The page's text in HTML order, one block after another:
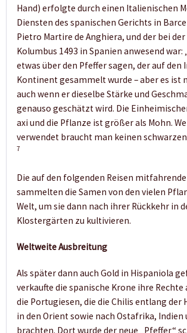
Hand) erfolgte durch einen Italienischen
Diensten des spanischen Gerichts in
Pietro Martire de Anghiera, und der bei
Kolumbus 1493 in Spanien anwesend war:
etwas über den Pfeffer sagen, der auf den
Kontinent gesammelt wurde – aber es ist
auch wenn er dieselbe Stärke und
genauso geschätzt wird. Die
axi und die Pflanze ist größer als Mohn.
verwendet braucht man keinen
7
Die auf den folgenden Reisen
sammelten die Samen von den vielen
Welt, um sie dann nach ihrer Rückkehr in
Klostergärten zu kultivieren.
Weltweite Ausbreitung
Als später dann auch Gold in Hispaniola
verkaufte die spanische Krone ihre Rechte
die Portugiesen, die die Chilis entlang der
in den Orient sowie nach Ostafrika, Indien
brachten. Dort wurde der neue „Pfeffer“